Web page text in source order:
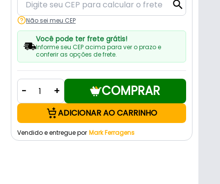
Não sei meu CEP
Você pode ter frete grátis!
Informe seu CEP acima para ver o prazo e
conferir as opções de frete.
- + COMPRAR
ADICIONAR AO CARRINHO
Vendido e entregue por Mark Ferragens